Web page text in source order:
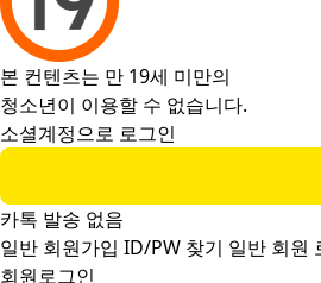
본 컨텐츠는 만 19세 미만의
청소년이 이용할 수 없습니다.
소셜계정으로 로그인
카톡 발송 없음
일반 회원가입 ID/PW 찾기 일반 회원
회원로그인